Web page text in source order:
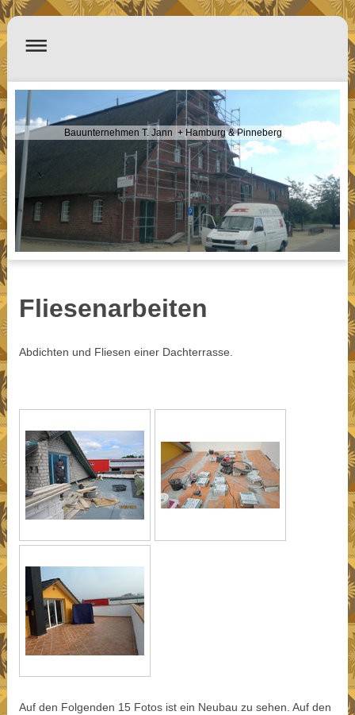
Bauunternehmen T. Jann + Hamburg & Pinneberg
Fliesenarbeiten
Abdichten und Fliesen einer Dachterrasse.
Auf den Folgenden 15 Fotos ist ein Neubau zu sehen. Auf den